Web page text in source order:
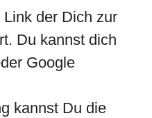
der Dich zur
Du kannst dich
Google
kannst Du die